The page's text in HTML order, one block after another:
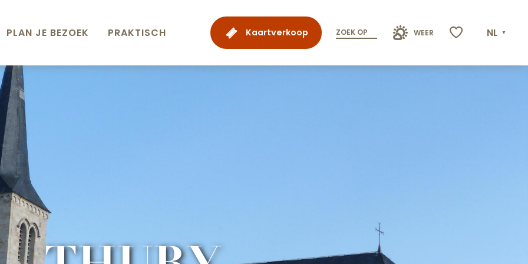
Kaartverkoop ZOEK OP WEER NL
PLAN JE BEZOEK PRAKTISCH